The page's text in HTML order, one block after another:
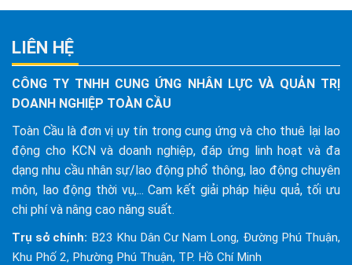
LIÊN HỆ
CÔNG TY TNHH CUNG ỨNG NHÂN LỰC VÀ QUẢN TRỊ
DOANH NGHIỆP TOÀN CẦU
Toàn Cầu là đơn vị uy tín trong cung ứng và cho thuê lại lao
động cho KCN và doanh nghiệp, đáp ứng linh hoạt và đa
dạng nhu cầu nhân sự/lao động phổ thông, lao động chuyên
môn, lao động thời vụ,... Cam kết giải pháp hiệu quả, tối ưu
chi phí và nâng cao năng suất.
Trụ sở chính: B23 Khu Dân Cư Nam Long, Đường Phú Thuận,
Khu Phố 2, Phường Phú Thuận, TP. Hồ Chí Minh